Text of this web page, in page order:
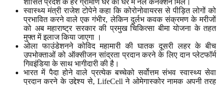
शासित प्रदेश के हर ग्रामीण घर को घर में नल कनेक्शन मिले।
स्वास्थ्य मंत्री राजेश टोपेने कहा कि कोरोनोवायरस से पीड़ित लोगों को
प्रभावित करने वाले एक गंभीर, लेकिन दुर्लभ कवक संक्रमण के मरीजों
को अब महाराष्ट्र सरकार की प्रमुख चिकित्सा बीमा योजना के तहत
मुफ्त में इलाज किया जाएगा ।
ओला फाउंडेशनने कोविद महामारी की घातक दूसरी लहर के बीच
उपभोक्ताओं को ऑक्सीजन सांद्रता प्रदान करने के लिए दान प्लेटफॉर्म
गिवइंडिया के साथ भागीदारी की है।
भारत में पैदा होने वाले प्रत्येक बच्चेको सर्वोत्तम संभव स्वास्थ्य सेवा
प्रदान करने के उद्देश्य से, LifeCell ने ओमेगास्कोर नामक अपनी तरह